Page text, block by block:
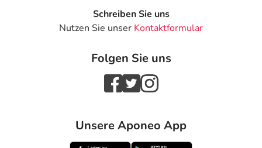
Schreiben Sie uns
Nutzen Sie unser Kontaktformular
Folgen Sie uns
Unsere Aponeo App